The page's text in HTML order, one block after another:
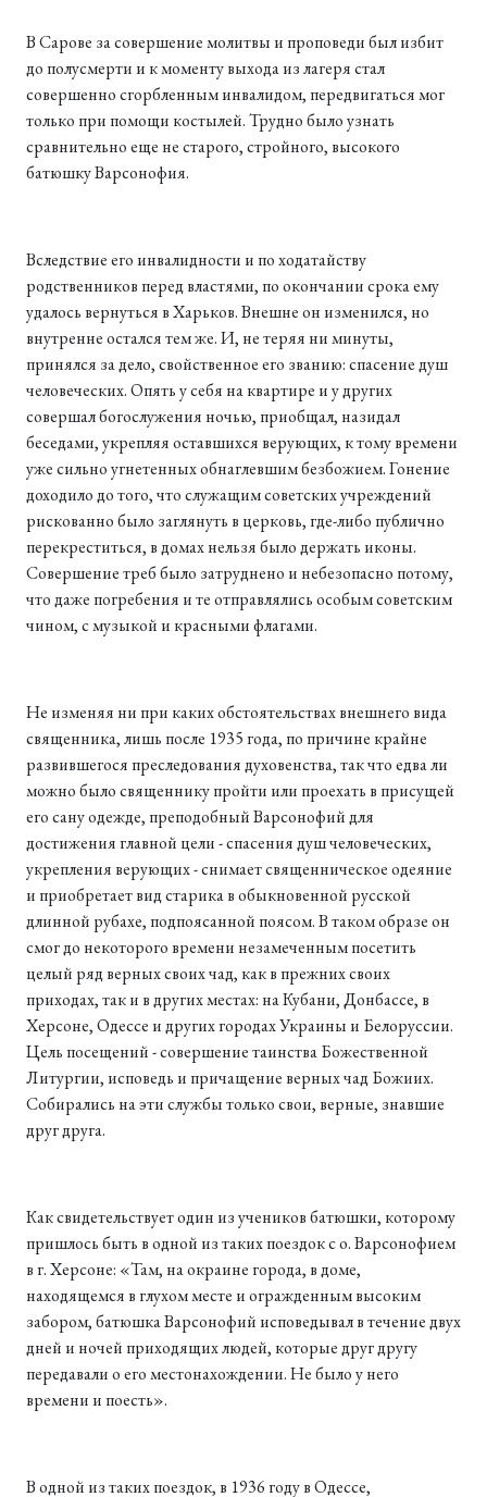
В Сарове за совершение молитвы и проповеди был избит
до полусмерти и к моменту выхода из лагеря стал
совершенно сгорбленным инвалидом, передвигаться мог
только при помощи костылей. Трудно было узнать
сравнительно еще не старого, стройного, высокого
батюшку Варсонофия.
Вследствие его инвалидности и по ходатайству
родственников перед властями, по окончании срока ему
удалось вернуться в Харьков. Внешне он изменился, но
внутренне остался тем же. И, не теряя ни минуты,
принялся за дело, свойственное его званию: спасение душ
человеческих. Опять у себя на квартире и у других
совершал богослужения ночью, приобщал, назидал
беседами, укрепляя оставшихся верующих, к тому времени
уже сильно угнетенных обнаглевшим безбожием. Гонение
доходило до того, что служащим советских учреждений
рискованно было заглянуть в церковь, где-либо публично
перекреститься, в домах нельзя было держать иконы.
Совершение треб было затруднено и небезопасно потому,
что даже погребения и те отправлялись особым советским
чином, с музыкой и красными флагами.
Не изменяя ни при каких обстоятельст­вах внешнего вида
священника, лишь после 1935 года, по причине крайне
развившегося преследования духовенства, так что едва ли
можно было священнику пройти или проехать в присущей
его сану одежде, преподобный Варсонофий для
достижения главной цели - спасения душ человеческих,
укрепления верующих - снимает священническое одеяние
и приобретает вид старика в обыкновенной русской
длинной рубахе, подпоясанной поясом. В таком образе он
смог до некоторого времени незамеченным посетить
целый ряд верных своих чад, как в прежних своих
приходах, так и в других местах: на Кубани, Донбассе, в
Херсоне, Одессе и других городах Украины и Белоруссии.
Цель посещений - совершение таинства Божественной
Литургии, исповедь и причащение верных чад Божиих.
Собирались на эти службы только свои, верные, знавшие
друг друга.
Как свидетельствует один из учеников батюшки, которому
пришлось быть в одной из таких поездок с о. Варсонофием
в г. Херсоне: «Там, на окраине города, в доме,
находящемся в глухом месте и огражденным высоким
забором, батюшка Варсонофий исповедывал в течение двух
дней и ночей приходящих людей, которые друг другу
передавали о его местонахождении. Не было у него
времени и поесть».
В одной из таких поездок, в 1936 году в Одессе,